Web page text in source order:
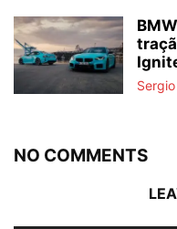
NO COMMENTS